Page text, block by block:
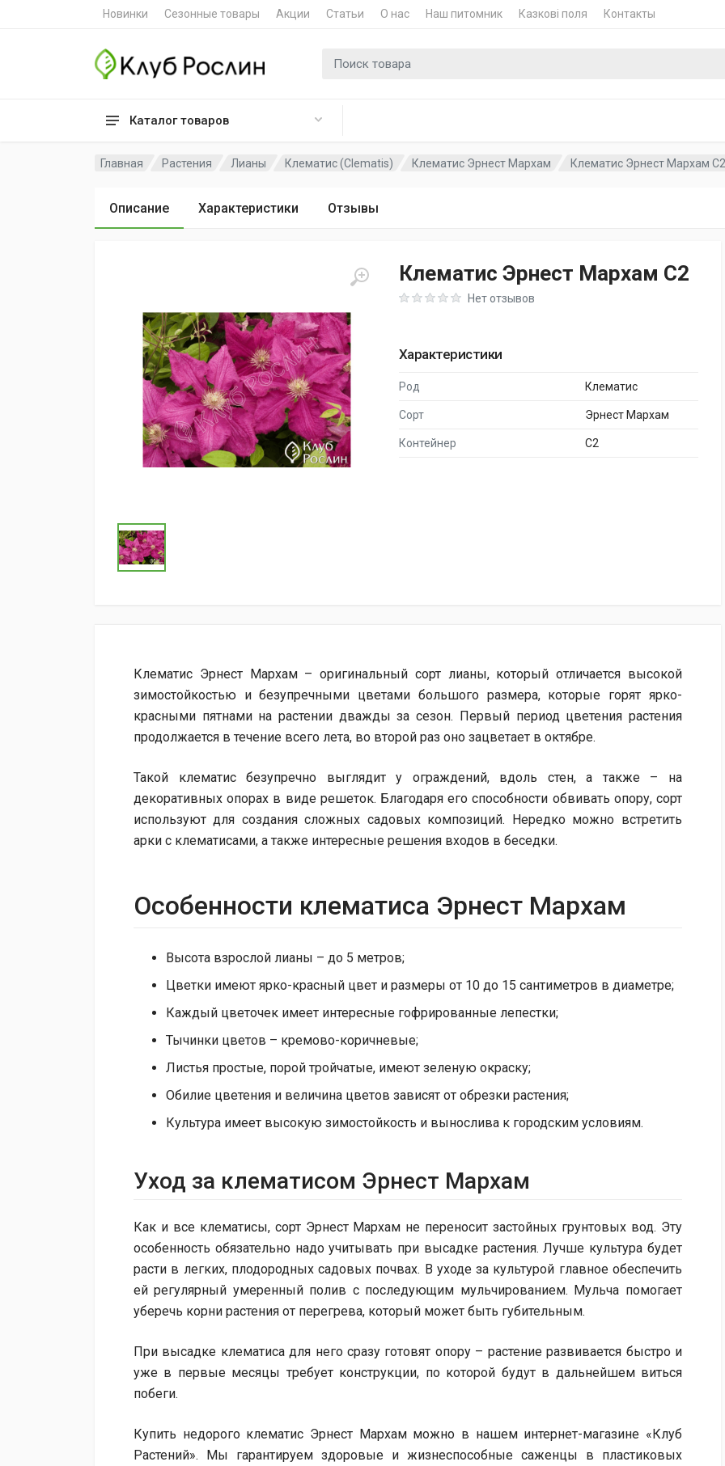
Новинки Сезонные товары Акции Статьи О нас Наш питомник Казкові поля Контакты
Каталог товаров
Поиск для
Главная Растения Лианы Клематис (Clematis) Клематис Эрнест Мархам Клематис Эрнест Мархам C2
Описание Характеристики Отзывы
Клематис Эрнест Мархам C2
Rating: 0 out of 5Нет отзывов
Характеристики
Род Клематис
Сорт Эрнест Мархам
Контейнер C2
Клематис Эрнест Мархам – оригинальный сорт лианы, который отличается высокой
зимостойкостью и безупречными цветами большого размера, которые горят ярко-
красными пятнами на растении дважды за сезон. Первый период цветения растения
продолжается в течение всего лета, во второй раз оно зацветает в октябре.
Такой клематис безупречно выглядит у ограждений, вдоль стен, а также – на
декоративных опорах в виде решеток. Благодаря его способности обвивать опору, сорт
используют для создания сложных садовых композиций. Нередко можно встретить
арки с клематисами, а также интересные решения входов в беседки.
Особенности клематиса Эрнест Мархам
Высота взрослой лианы – до 5 метров;
Цветки имеют ярко-красный цвет и размеры от 10 до 15 сантиметров в диаметре;
Каждый цветочек имеет интересные гофрированные лепестки;
Тычинки цветов – кремово-коричневые;
Листья простые, порой тройчатые, имеют зеленую окраску;
Обилие цветения и величина цветов зависят от обрезки растения;
Культура имеет высокую зимостойкость и вынослива к городским условиям.
Уход за клематисом Эрнест Мархам
Как и все клематисы, сорт Эрнест Мархам не переносит застойных грунтовых вод. Эту
особенность обязательно надо учитывать при высадке растения. Лучше культура будет
расти в легких, плодородных садовых почвах. В уходе за культурой главное обеспечить
ей регулярный умеренный полив с последующим мульчированием. Мульча помогает
уберечь корни растения от перегрева, который может быть губительным.
При высадке клематиса для него сразу готовят опору – растение развивается быстро и
уже в первые месяцы требует конструкции, по которой будут в дальнейшем виться
побеги.
Купить недорого клематис Эрнест Мархам можно в нашем интернет-магазине «Клуб
Растений». Мы гарантируем здоровые и жизнеспособные саженцы в пластиковых